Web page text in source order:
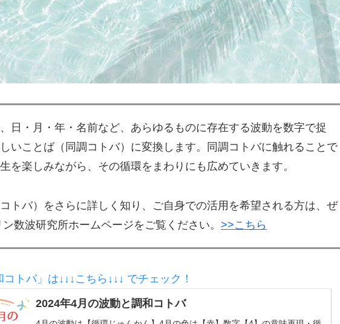
日・月・年・名前など、あらゆるものに存在する波動を数字で捉
いことば（同調コトバ）に変換します。同調コトバに触れることで
を楽しみながら、その循環をまわりにも広めていきます。
トバ）をさらに詳しく知り、ご自身での活用を希望される方は、ぜ
数波研究所ホームページをご覧ください。 >>こちら
トバ」は↓↓↓こちら↓↓↓ でチェック！
2024年4月の波動と調和コトバ